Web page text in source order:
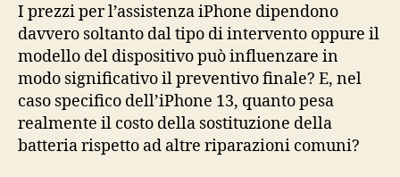
I prezzi per l’assistenza iPhone dipendono
davvero soltanto dal tipo di intervento oppure il
modello del dispositivo può influenzare in
modo significativo il preventivo finale? E, nel
caso specifico dell’iPhone 13, quanto pesa
realmente il costo della sostituzione della
batteria rispetto ad altre riparazioni comuni?